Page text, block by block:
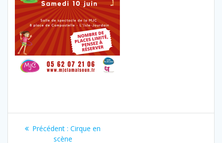
Navigation
Précédent : Article
précédent
Cirque en
scène